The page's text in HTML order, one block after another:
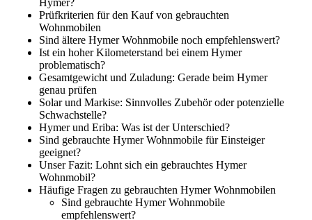
Prüfkriterien für den Kauf von gebrauchten
Wohnmobilen
Sind ältere Hymer Wohnmobile noch empfehlenswert?
Ist ein hoher Kilometerstand bei einem Hymer
problematisch?
Gesamtgewicht und Zuladung: Gerade beim Hymer
genau prüfen
Solar und Markise: Sinnvolles Zubehör oder potenzielle
Schwachstelle?
Hymer und Eriba: Was ist der Unterschied?
Sind gebrauchte Hymer Wohnmobile für Einsteiger
geeignet?
Unser Fazit: Lohnt sich ein gebrauchtes Hymer
Wohnmobil?
Häufige Fragen zu gebrauchten Hymer Wohnmobilen
Sind gebrauchte Hymer Wohnmobile
empfehlenswert?